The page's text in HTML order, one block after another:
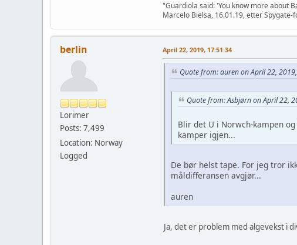
"Guardiola said: 'You know more about
Marcelo Bielsa, 16.01.19, etter
berlin
Lorimer
Posts: 7,499
Location: Norway
Logged
April 22, 2019, 17:51:34
Quote from: auren on April 22,
Quote from: Asbjørn on April 22,
Blir det U i Norwch-kampen
kamper igjen...
De bør helst tape. For jeg tror
måldifferansen avgjør...
auren
Ja, det er problem med algevekst i